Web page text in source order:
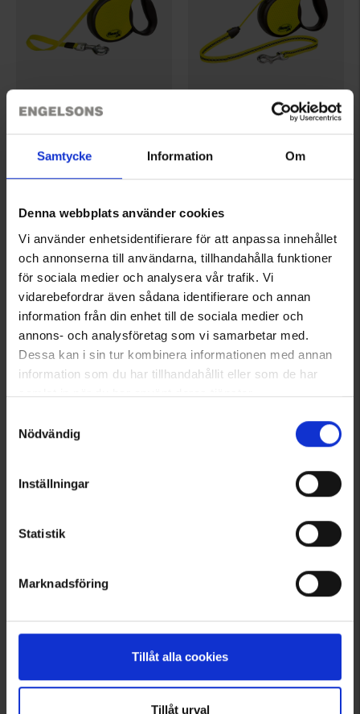
Samtycke Information Om
Denna webbplats använder cookies
Vi använder enhetsidentifierare för att anpassa innehållet
och annonserna till användarna, tillhandahålla funktioner
för sociala medier och analysera vår trafik. Vi
vidarebefordrar även sådana identifierare och annan
information från din enhet till de sociala medier och
annons- och analysföretag som vi samarbetar med.
Dessa kan i sin tur kombinera informationen med annan
information som du har tillhandahållit eller som de har
samlat in när du har använt deras tjänster.
Nödvändig
Inställningar
Statistik
Marknadsföring
Tillåt alla cookies
Tillåt urval
Flexi Leine Neon Reflect L
Flexi
32 €
Flexi Leine Neon Reflect M
Flexi
19,95 €
Flexi
5348
17 €
1